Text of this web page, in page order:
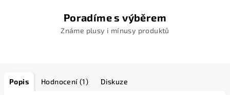
Poradíme s výběrem
Známe plusy i mínusy produktů
Popis Hodnocení (1) Diskuze